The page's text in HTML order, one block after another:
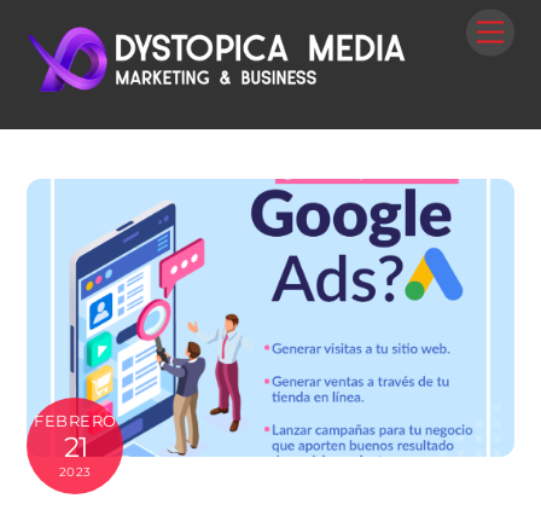
content
FEBRERO
21
2023